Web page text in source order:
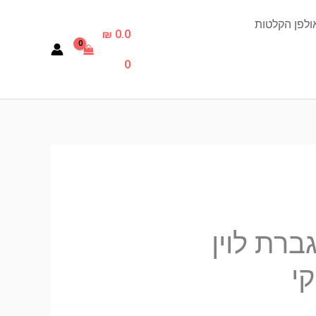
הקלטות
₪ 0.0
0
לוין